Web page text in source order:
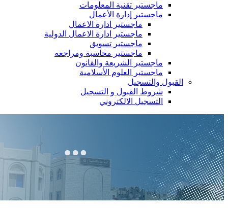
ماجستير تقنية المعلومات
ماجستير إدارة الأعمال
ماجستير ادارة الاعمال
ماجستير ادارة الاعمال الدولية
ماجستير تسويق
ماجستير محاسبة ومراجعه
ماجستير الشريعة والقانون
ماجستير العلوم الأسلامية
القبول والتسجيل
شروط القبول و التسجيل
التسجيل الالكتروني